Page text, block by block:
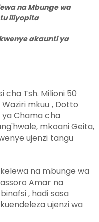
na Mbunge wa
iliyopita
akaunti ya
cha Tsh. Milioni 50
mkuu , Dotto
ya Chama cha
mkoani Geita,
ujenzi tangu
na mbunge wa
Amar na
, hadi sasa
ujenzi wa